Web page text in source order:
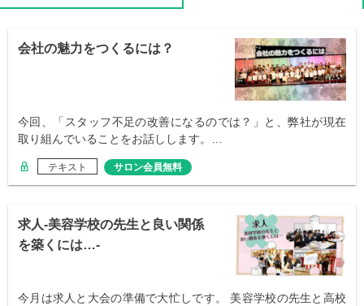
会社の魅力をつくるには？
今回、「スタッフ不足の改善になるのでは？」と、弊社が現在
取り組んでいることをお話しします。…
テキスト サロン会員無料
求人-美容学校の先生と良い関係
を築くには…-
今月は求人と大会の準備で大忙しです。 美容学校の先生と高校